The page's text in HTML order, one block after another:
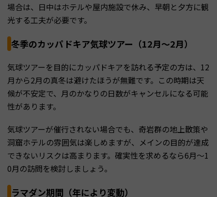
場合は、日中はホテルや屋内施設で休み、早朝と夕方に観
光する工夫が必要です。
冬季のカッパドキア気球ツアー（12月〜2月）
気球ツアーを目的にカッパドキアを訪れる予定の方は、12
月から2月の真冬は避けたほうが無難です。この時期は天
候が不安定で、月のかなりの日数がキャンセルになる可能
性があります。
気球ツアーが催行されない場合でも、奇岩群の地上散策や
洞窟ホテルの雰囲気は楽しめますが、メインの目的が達成
できないリスクは高まります。確実性を求めるなら6月〜1
0月の訪問を検討しましょう。
ラマダン期間（年により変動）